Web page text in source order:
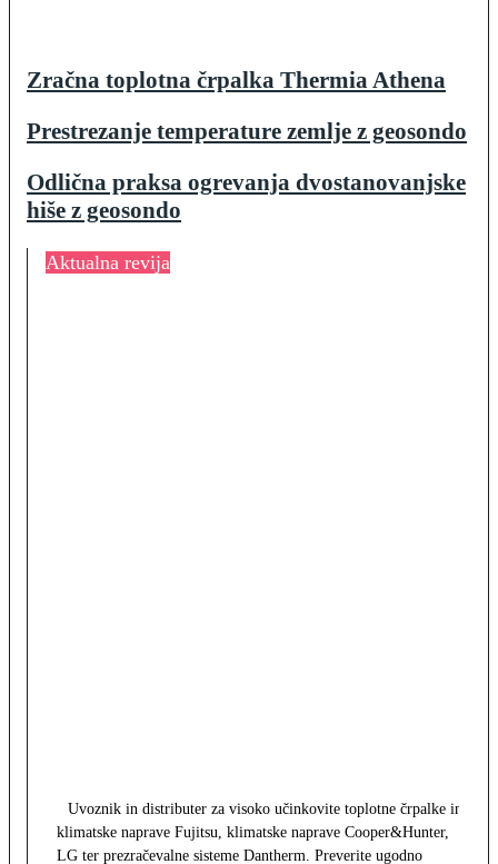
Zračna toplotna črpalka Thermia Athena
Prestrezanje temperature zemlje z geosondo
Odlična praksa ogrevanja dvostanovanjske
hiše z geosondo
Aktualna revija
Uvoznik in distributer za visoko učinkovite toplotne črpalke in
klimatske naprave Fujitsu, klimatske naprave Cooper&Hunter,
LG ter prezračevalne sisteme Dantherm. Preverite ugodno